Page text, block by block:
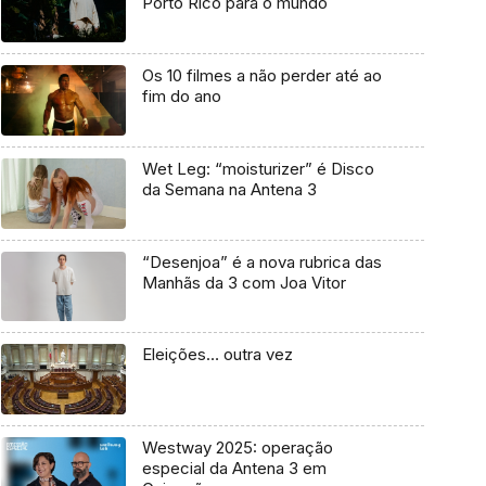
Os 10 filmes a não perder até ao
fim do ano
Wet Leg: “moisturizer” é Disco
da Semana na Antena 3
“Desenjoa” é a nova rubrica das
Manhãs da 3 com Joa Vitor
Eleições… outra vez
Westway 2025: operação
especial da Antena 3 em